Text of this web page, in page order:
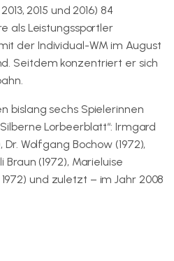
2015 und 2016) 84
als Leistungssportler
der Individual-WM im August
Seitdem konzentriert er sich
bislang sechs Spielerinnen
Lorbeerblatt“: Irmgard
Wolfgang Bochow (1972),
Braun (1972), Marieluise
und zuletzt – im Jahr 2008